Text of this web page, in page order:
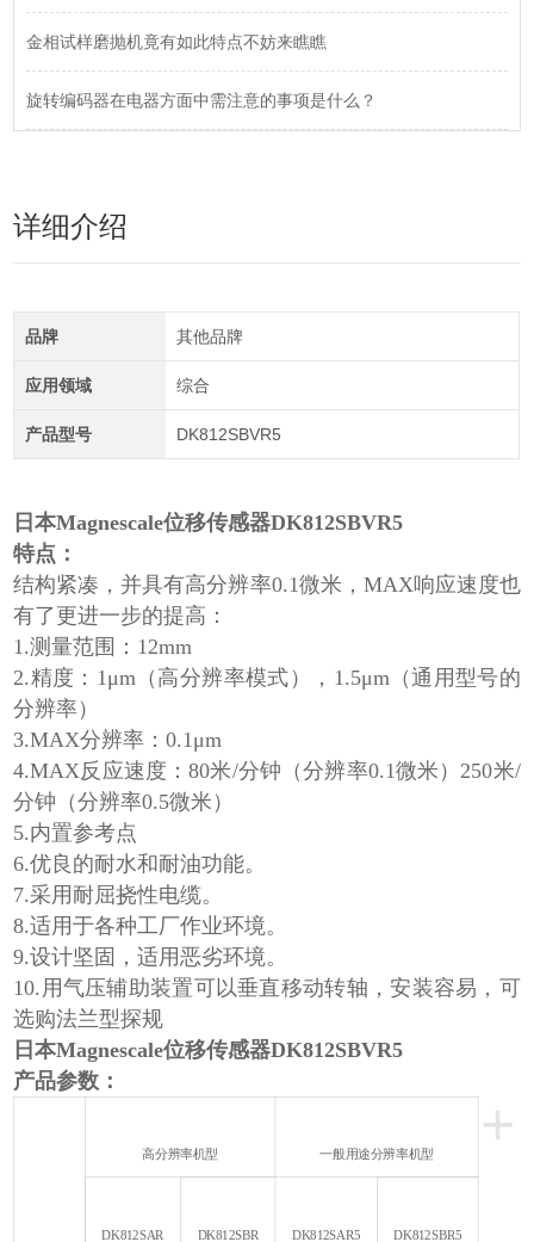
金相试样磨抛机竟有如此特点不妨来瞧瞧
旋转编码器在电器方面中需注意的事项是什么？
详细介绍
品牌 其他品牌
应用领域 综合
产品型号 DK812SBVR5
日本Magnescale位移传感器DK812SBVR5
特点：
结构紧凑，并具有高分辨率0.1微米，MAX响应速度也
有了更进一步的提高：
1.测量范围：12mm
2.精度：1μm（高分辨率模式），1.5μm（通用型号的
分辨率）
3.MAX分辨率：0.1μm
4.MAX反应速度：80米/分钟（分辨率0.1微米）250米/
分钟（分辨率0.5微米）
5.内置参考点
6.优良的耐水和耐油功能。
7.采用耐屈挠性电缆。
8.适用于各种工厂作业环境。
9.设计坚固，适用恶劣环境。
10.用气压辅助装置可以垂直移动转轴，安装容易，可
选购法兰型探规
日本Magnescale位移传感器DK812SBVR5
产品参数：
+
高分辨率机型 一般用途分辨率机型
DK812SAR DK812SBR DK812SAR5 DK812SBR5